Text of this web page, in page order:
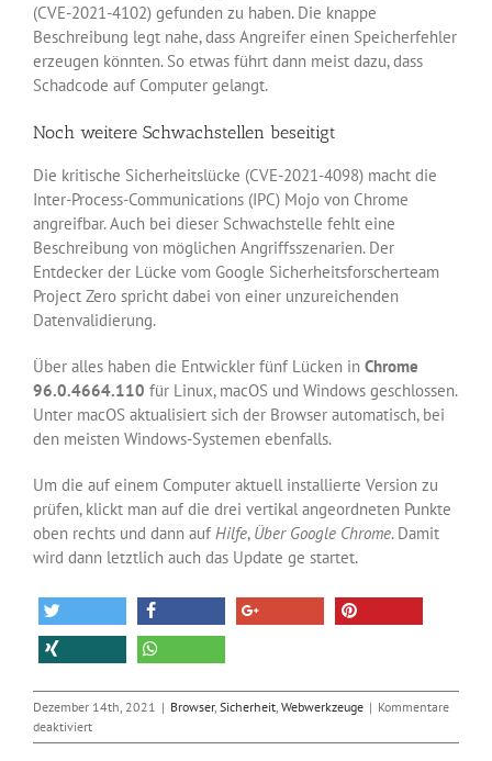
(CVE-2021-4102) gefunden zu haben. Die knappe
Beschreibung legt nahe, dass Angreifer einen Speicherfehler
erzeugen könnten. So etwas führt dann meist dazu, dass
Schadcode auf Computer gelangt.
Noch weitere Schwachstellen beseitigt
Die kritische Sicherheitslücke (CVE-2021-4098) macht die
Inter-Process-Communications (IPC) Mojo von Chrome
angreifbar. Auch bei dieser Schwachstelle fehlt eine
Beschreibung von möglichen Angriffsszenarien. Der
Entdecker der Lücke vom Google Sicherheitsforscherteam
Project Zero spricht dabei von einer unzureichenden
Datenvalidierung.
Über alles haben die Entwickler fünf Lücken in Chrome
96.0.4664.110 für Linux, macOS und Windows geschlossen.
Unter macOS aktualisiert sich der Browser automatisch, bei
den meisten Windows-Systemen ebenfalls.
Um die auf einem Computer aktuell installierte Version zu
prüfen, klickt man auf die drei vertikal angeordneten Punkte
oben rechts und dann auf Hilfe, Über Google Chrome. Damit
wird dann letztlich auch das Update ge startet.
Dezember 14th, 2021 | Browser, Sicherheit Webwerkzeuge | Kommentare
deaktiviertfür
Ein